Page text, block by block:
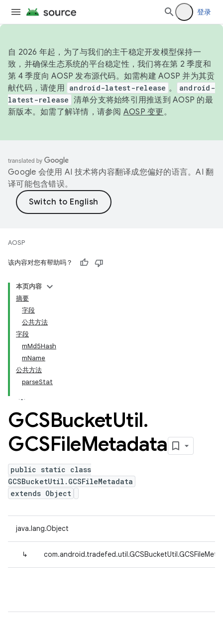
登录
自 2026 年起，为了与我们的主干稳定开发模型保持一
致，并确保生态系统的平台稳定性，我们将在第 2 季度和
第 4 季度向 AOSP 发布源代码。如需构建 AOSP 并为其贡
献代码，请使用 android-latest-release 。
android-
latest-release 清单分支将始终引用推送到 AOSP 的最
新版本。如需了解详情，请参阅 AOSP 变更。
Google 会使用 AI 技术将内容翻译成您偏好的语言。AI 翻
译可能包含错误。
AOSP
该内容对您有帮助吗？
本页内容
摘要
字段
公共方法
字段
mMd5Hash
mName
公共方法
parseStat
GCSBucketUtil.
GCSFileMetadata
public static class
GCSBucketUtil.GCSFileMetadata
extends Object
java.lang.Object
↳